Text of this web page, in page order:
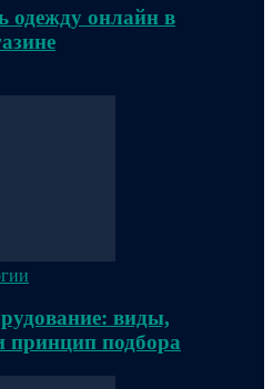
одежду онлайн в
виды,
принцип подбора